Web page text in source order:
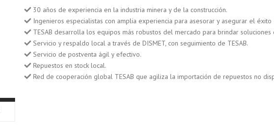
30 años de experiencia en la industria minera y de la construcción.
Ingenieros especialistas con amplia experiencia para asesorar y asegurar el
TESAB desarrolla los equipos más robustos del mercado para brindar
Servicio y respaldo local a través de DISMET, con seguimiento de TESAB.
Servicio de postventa ágil y efectivo.
Repuestos en stock local.
Red de cooperación global TESAB que agiliza la importación de repuestos no